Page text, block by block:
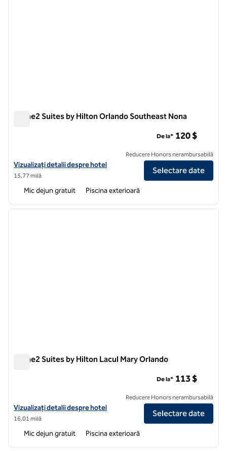
Home2 Suites by Hilton Orlando Southeast Nona
Vizualizați detaliile hotelului pentru Home2 Suites by Hilton Orlando
Vizualizați detalii despre hotel
15,77 milă
De la* 120 $
Reducere Honors nerambursabilă
Selectare date
Mic dejun gratuit Piscina exterioară
1 din 12
Home2 Suites by Hilton Lacul Mary Orlando
Vizualizați detaliile hotelului pentru Home2 Suites by Hilton Lake
Vizualizați detalii despre hotel
16,01 milă
De la* 113 $
Reducere Honors nerambursabilă
Selectare date
Mic dejun gratuit Piscina exterioară